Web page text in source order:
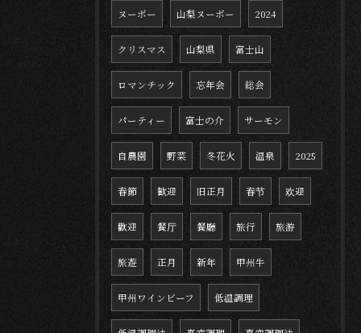
ヌーボー 山梨ヌーボー 2024
クリスマス 山梨県 富士山
ロマンチック 忘年会 総会
パーティー 富士の介 サーモン
自農園 野菜 冬花火 温泉 2025
春節 歓迎 旧正月 春节 欢迎
歡迎 餐厅 餐廳 旅行 旅游
旅遊 正月 新年 甲州牛
甲州ワインビーフ 低温調理